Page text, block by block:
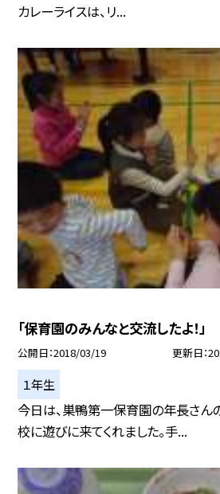
カレーライスは、リ...
「保育園のみんなと交流したよ！」
公開日 2018/03/19 更新日
１年生
今日は、巣鴨第一保育園の年長さん
校に遊びに来てくれました。手...